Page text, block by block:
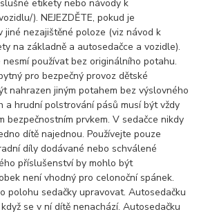
etikety nebo návody k
). NEJEZDĚTE, pokud je
jiné nezajištěné poloze (viz návod k
na základně a autosedačce a vozidle).
používat bez originálního potahu.
pro bezpečný provoz dětské
nahrazen jiným potahem bez výslovného
a hrudní polstrování pásů musí být vždy
bezpečnostním prvkem. V sedačce nikdy
dítě najednou. Používejte pouze
díly dodávané nebo schválené
příslušenství by mohlo být
není vhodný pro celonoční spánek.
polohu sedačky upravovat. Autosedačku
se v ní dítě nenachází. Autosedačku